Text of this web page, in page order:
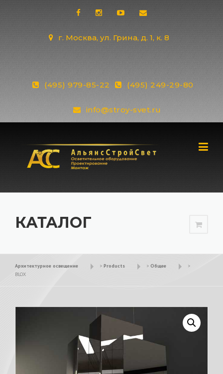
г. Москва, ул. Грина, д. 1, к. 8
(495) 979-85-22 (495) 249-29-80
info@stroy-svet.ru
КАТАЛОГ
Архитектурное освещение > Products > Общее
>
BLOX